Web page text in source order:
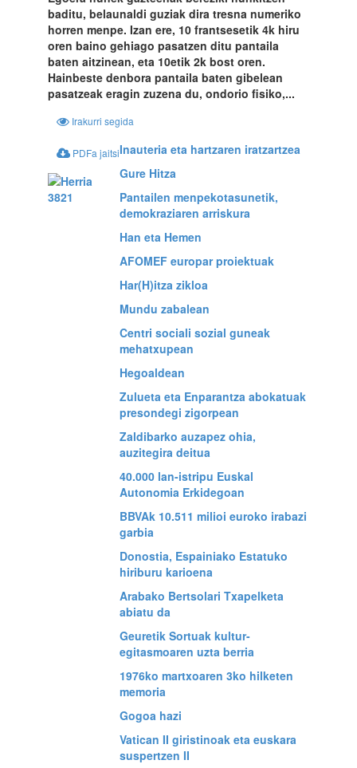
baditu, belaunaldi guziak dira tresna numeriko
horren menpe. Izan ere, 10 frantsesetik 4k hiru
oren baino gehiago pasatzen ditu pantaila
baten aitzinean, eta 10etik 2k bost oren.
Hainbeste denbora pantaila baten gibelean
pasatzeak eragin zuzena du, ondorio fisiko,...
Irakurri segida
PDFa jaitsiInauteria eta hartzaren iratzartzea
Gure Hitza
Pantailen menpekotasunetik,
demokraziaren arriskura
Han eta Hemen
AFOMEF europar proiektuak
Har(H)itza zikloa
Mundu zabalean
Centri sociali sozial guneak
mehatxupean
Hegoaldean
Zulueta eta Enparantza abokatuak
presondegi zigorpean
Zaldibarko auzapez ohia,
auzitegira deitua
40.000 lan-istripu Euskal
Autonomia Erkidegoan
BBVAk 10.511 milioi euroko irabazi
garbia
Donostia, Espainiako Estatuko
hiriburu karioena
Arabako Bertsolari Txapelketa
abiatu da
Geuretik Sortuak kultur-
egitasmoaren uzta berria
1976ko martxoaren 3ko hilketen
memoria
Gogoa hazi
Vatican II giristinoak eta euskara
suspertzen II